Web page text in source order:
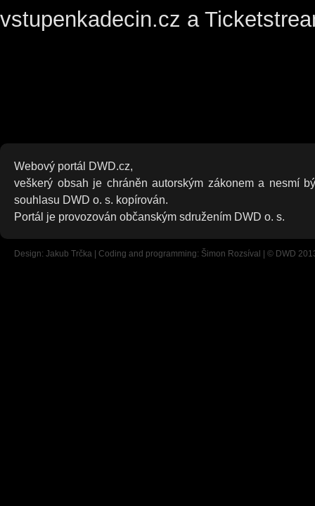
vstupenkadecin.cz a
Webový portál DWD.cz,
veškerý obsah je chráněn autorským zákonem a nesmí
souhlasu DWD o. s. kopírován.
Portál je provozován občanským sdružením DWD o. s.
Design: Jakub Trčka | Coding and programming: Šimon Rozsíval | © DWD